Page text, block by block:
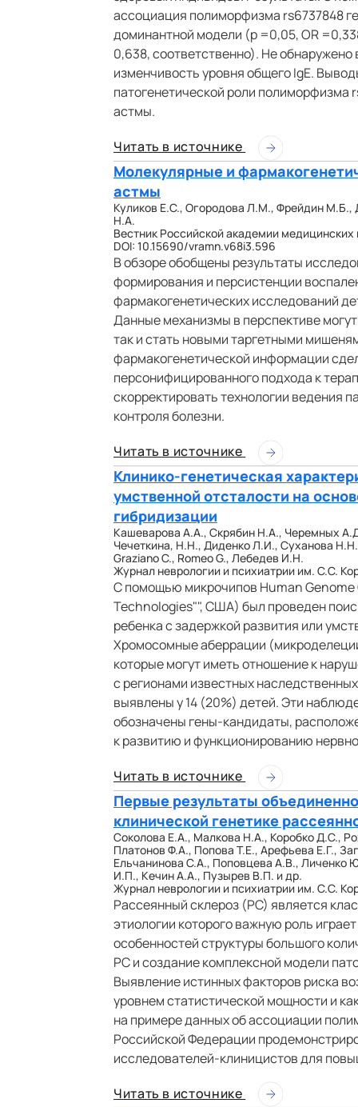
ассоциация полиморфизма rs6737848
доминантной модели (р =0,05, OR
0,638, соответственно). Не
изменчивость уровня общего IgE.
патогенетической роли полиморфизма
астмы.
Читать в источнике
Молекулярные и
астмы
Куликов Е.С., Огородова Л.М., Фрейдин
Н.А.
Вестник Российской академии
DOI: 10.15690/vramn.v68i3.596
В обзоре обобщены результаты
формирования и персистенции
фармакогенетических исследований
Данные механизмы в перспективе
так и стать новыми таргетными
фармакогенетической информации
персонифицированного подхода к
скорректировать технологии ведения
контроля болезни.
Читать в источнике
Клинико-генетическая
умственной отсталости на
гибридизации
Кашеварова А.А., Скрябин Н.А., Черемных
Чечеткина, Н.Н., Диденко Л.И., Суханова
Graziano C., Romeo G., Лебедев И.Н.
Журнал неврологии и психиатрии им. C.С.
С помощью микрочипов Human Genome
Technologies"", США) был проведен
ребенка с задержкой развития или
Хромосомные аберрации
которые могут иметь отношение к
с регионами известных
выявлены у 14 (20%) детей. Эти
обозначены гены-кандидаты,
к развитию и функционированию
Читать в источнике
Первые результаты
клинической генетике
Соколова Е.А., Малкова Н.А., Коробко Д.С.,
Платонов Ф.А., Попова T.Е., Арефьева Е.Г.,
Ельчанинова С.А., Поповцева А.В.,
И.П., Кечин А.А., Пузырев В.П. и др.
Журнал неврологии и психиатрии им. C.C.
Рассеянный склероз (РС) является
этиологии которого важную роль
особенностей структуры большого
РС и создание комплексной модели
Выявление истинных факторов риска
уровнем статистической мощности и
на примере данных об ассоциации
Российской Федерации
исследователей-клиницистов для
Читать в источнике